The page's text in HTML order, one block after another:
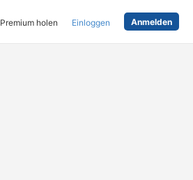
Premium holen Einloggen Anmelden